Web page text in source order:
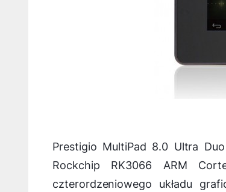
Prestigio MultiPad 8.0 Ultra
Rockchip RK3066 ARM
czterordzeniowego układu